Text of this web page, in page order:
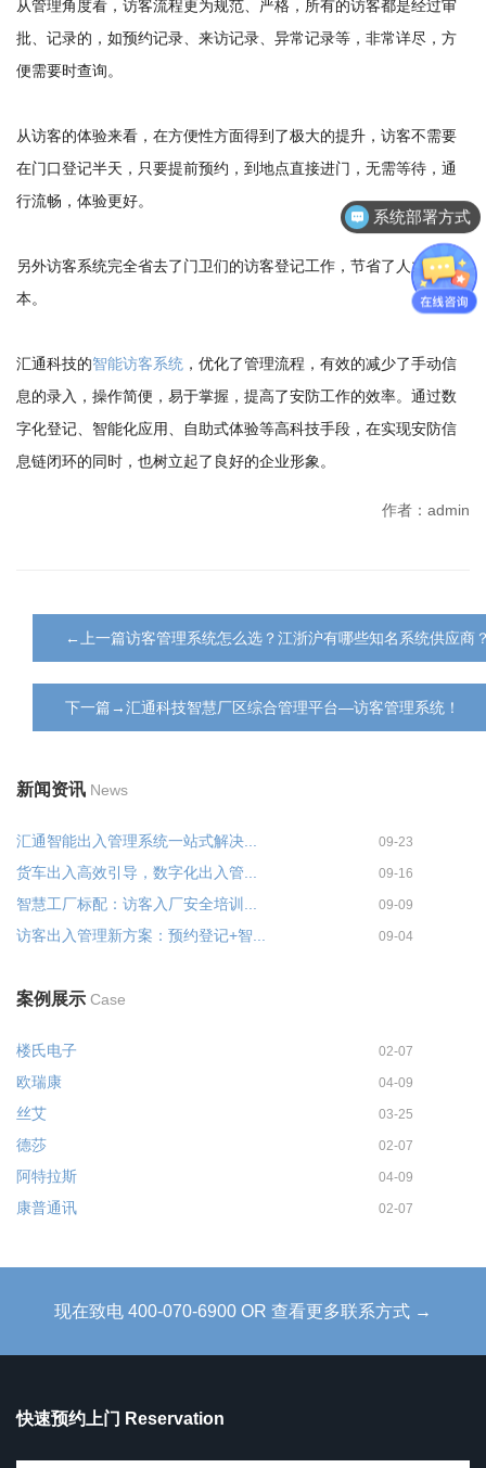
从管理角度看，访客流程更为规范、严格，所有的访客都是经过审
批、记录的，如预约记录、来访记录、异常记录等，非常详尽，方
便需要时查询。
从访客的体验来看，在方便性方面得到了极大的提升，访客不需要
在门口登记半天，只要提前预约，到地点直接进门，无需等待，通
行流畅，体验更好。
另外访客系统完全省去了门卫们的访客登记工作，节省了人力成
本。
汇通科技的智能访客系统 ，优化了管理流程，有效的减少了手动信
息的录入，操作简便，易于掌握，提高了安防工作的效率。通过数
字化登记、智能化应用、自助式体验等高科技手段，在实现安防信
息链闭环的同时，也树立起了良好的企业形象。
作者：admin
←上一篇访客管理系统怎么选？江浙沪有哪些知名系统供应商
下一篇→汇通科技智慧厂区综合管理平台—访客管理系统！
新闻资讯 News
汇通智能出入管理系统一站式解决... 09-23
货车出入高效引导，数字化出入管... 09-16
智慧工厂标配：访客入厂安全培训... 09-09
访客出入管理新方案：预约登记+智... 09-04
案例展示 Case
楼氏电子 02-07
欧瑞康 04-09
丝艾 03-25
德莎 02-07
阿特拉斯 04-09
康普通讯 02-07
现在致电 400-070-6900 OR 查看更多联系方式 →
快速预约上门 Reservation
系统部署方式